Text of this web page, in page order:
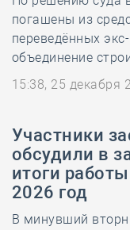
погашены из
переведённых
объединение
15:38, 25 декабря
Участники
обсудили в
итоги
2026 год
В минувший